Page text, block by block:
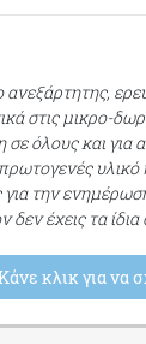
στις μικρο-
σε όλους και
την
δεν έχεις τα
κλικ για να